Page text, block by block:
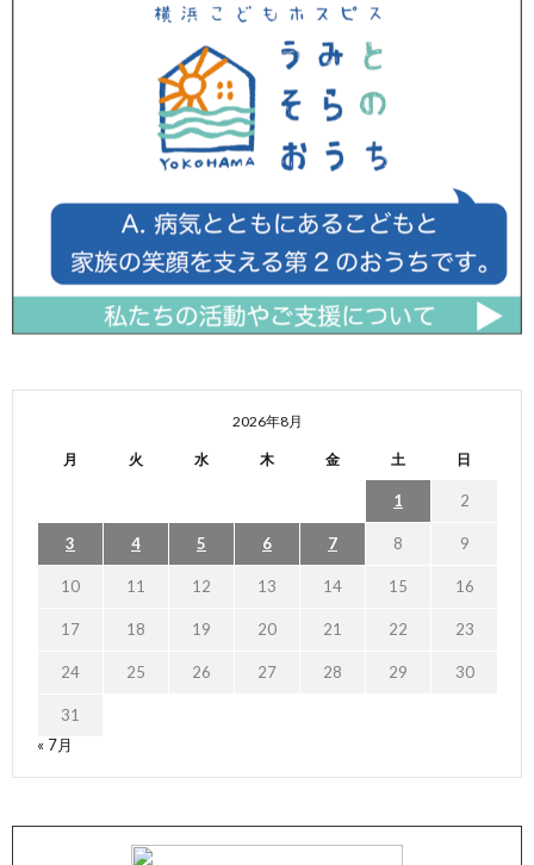
2026年8月
月 火 水 木 金 土 日
1 2
3 4 5 6 7 8 9
10 11 12 13 14 15 16
17 18 19 20 21 22 23
24 25 26 27 28 29 30
31
« 7月